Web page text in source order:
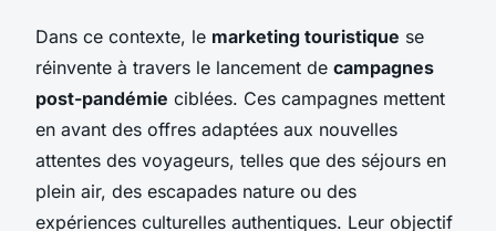
Dans ce contexte, le marketing touristique se
réinvente à travers le lancement de campagnes
post-pandémie ciblées. Ces campagnes mettent
en avant des offres adaptées aux nouvelles
attentes des voyageurs, telles que des séjours en
plein air, des escapades nature ou des
expériences culturelles authentiques. Leur objectif